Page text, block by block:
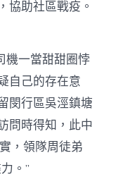
協助社區戰疫。
一當甜甜圈悖
自己的存在意
閔行區吳涇鎮塘
問時得知，此中
，領隊周徒弟
。”